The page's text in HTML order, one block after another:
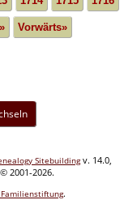
Vorwärts»
Sitebuildingv. 14.0,
2001-2026.
.